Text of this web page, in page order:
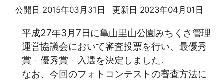
公開日 2015年03月31日
更新日 2023年04月01日
平成27年3月7日に亀山里山公園みちくさ管理
運営協議会において審査投票を行い、最優秀
賞・優秀賞・入選を決定しました。
なお、今回のフォトコンテストの審査方法に